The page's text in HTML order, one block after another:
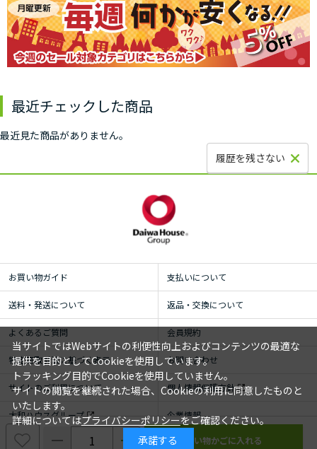
最近チェックした商品
最近見た商品がありません。
履歴を残さない
お買い物ガイド 支払いについて
送料・発送について 返品・交換について
よくあるご質問 会員規約
特定商取引法に基づく表示 お問い合わせ
サイトのご利用について 個人情報保護方針
大和ハウスグループ 企業情報
© ROYAL HOMECENTER Co.,Ltd. ALL RIGHTS RESERVED.
当サイトではWebサイトの利便性向上およびコンテンツの最適な
提供を目的としてCookieを使用しています。
トラッキング目的でCookieを使用していません。
サイトの閲覧を継続された場合、Cookieの利用に同意したものと
いたします。
詳細についてはプライバシーポリシーをご確認ください。
承諾する